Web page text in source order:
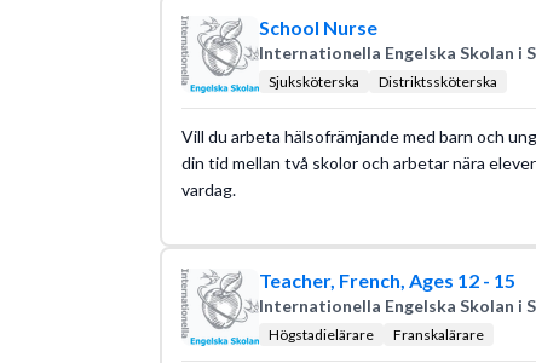
School Nurse
Internationella Engelska Skolan i
Sjuksköterska Distriktssköterska
Vill du arbeta hälsofrämjande med barn och
din tid mellan två skolor och arbetar nära
vardag.
Teacher, French, Ages 12 - 15
Internationella Engelska Skolan i
Högstadielärare Franskalärare